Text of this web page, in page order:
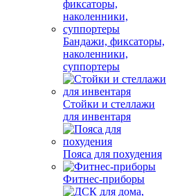
Бандажи, фиксаторы,
наколенники,
суппортеры
Стойки и стеллажи
для инвентаря
Пояса для похудения
Фитнес-приборы